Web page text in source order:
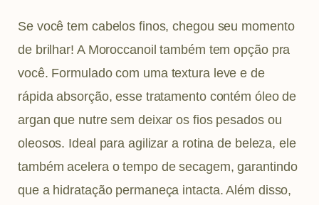
Se você tem cabelos finos, chegou seu momento
de brilhar! A Moroccanoil também tem opção pra
você. Formulado com uma textura leve e de
rápida absorção, esse tratamento contém óleo de
argan que nutre sem deixar os fios pesados ou
oleosos. Ideal para agilizar a rotina de beleza, ele
também acelera o tempo de secagem, garantindo
que a hidratação permaneça intacta. Além disso,